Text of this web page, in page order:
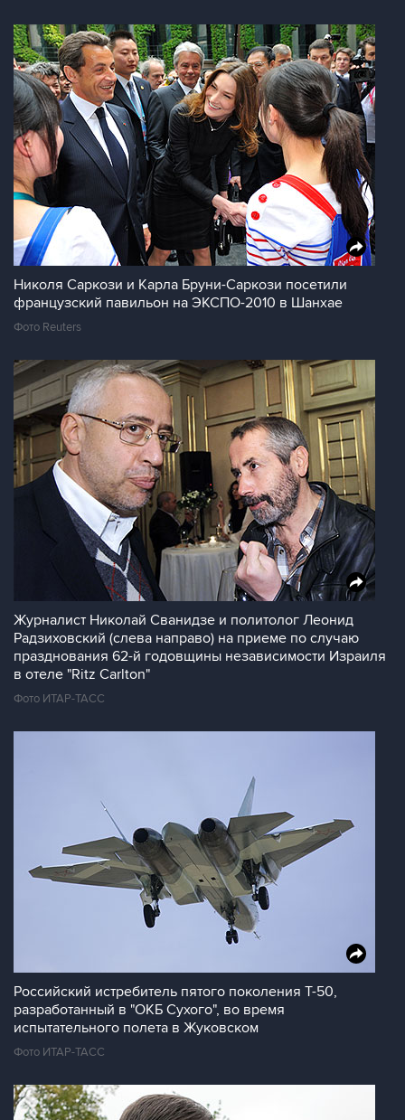
Николя Саркози и Карла Бруни-Саркози посетили
французский павильон на ЭКСПО-2010 в Шанхае
Фото Reuters
Журналист Николай Сванидзе и политолог Леонид
Радзиховский (слева направо) на приеме по случаю
празднования 62-й годовщины независимости Израиля
в отеле "Ritz Carlton"
Фото ИТАР-ТАСС
Российский истребитель пятого поколения Т-50,
разработанный в "ОКБ Сухого", во время
испытательного полета в Жуковском
Фото ИТАР-ТАСС